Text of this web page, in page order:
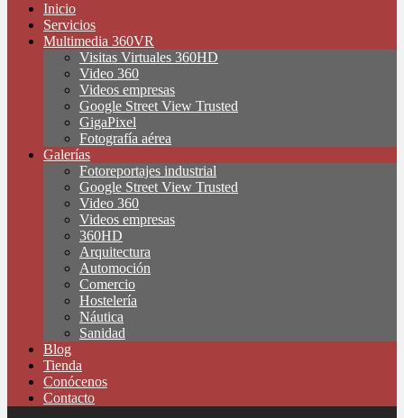
Inicio
Servicios
Multimedia 360VR
Visitas Virtuales 360HD
Video 360
Videos empresas
Google Street View Trusted
GigaPixel
Fotografía aérea
Galerías
Fotoreportajes industrial
Google Street View Trusted
Video 360
Videos empresas
360HD
Arquitectura
Automoción
Comercio
Hostelería
Náutica
Sanidad
Blog
Tienda
Conócenos
Contacto